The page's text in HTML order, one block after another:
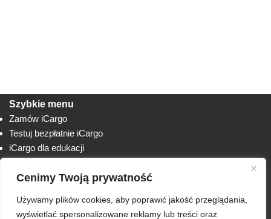
Cenimy Twoją prywatność
Używamy plików cookies, aby poprawić jakość przeglądania,
wyświetlać spersonalizowane reklamy lub treści oraz
Szybkie menu
Zamów iCargo
Testuj bezpłatnie iCargo
iCargo dla edukacji
Lista zmian
Techniczne AnyDesk